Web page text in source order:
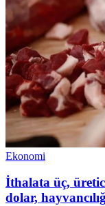
Ekonomi
İthalata üç,
dolar,